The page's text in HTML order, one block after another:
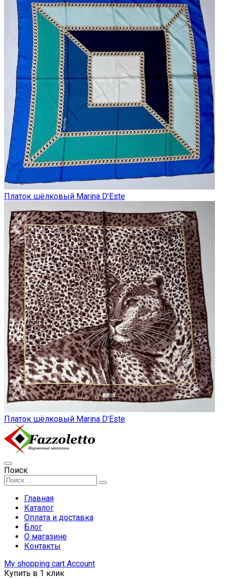
Платок шёлковый Marina D’Este
Платок шёлковый Marina D’Este
Поиск
Главная
Каталог
Оплата и доставка
Блог
О магазине
Контакты
My shopping cart Account
Купить в 1 клик